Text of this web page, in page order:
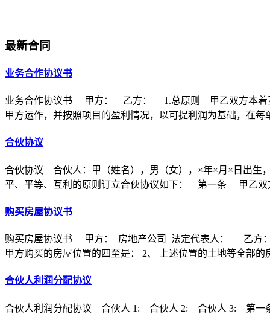
最新合同
业务合作协议书
业务合作协议书 甲方： 乙方： 1.总原则 甲乙双方本着互
甲方运作，并按照项目的盈利情况，以可提利润为基础，在每
合伙协议
合伙协议 合伙人：甲（姓名），男（女），×年×月×日出
平、平等、互利的原则订立合伙协议如下： 第一条 甲乙双
购买房屋协议书
购买房屋协议书 甲方：_房地产公司_法定代表人：_ 乙方
甲方购买的房屋位置的四至是： 2、 上述位置的土地等全部的
合伙人利润分配协议
合伙人利润分配协议 合伙人 1: 合伙人 2: 合伙人 3: 第一条